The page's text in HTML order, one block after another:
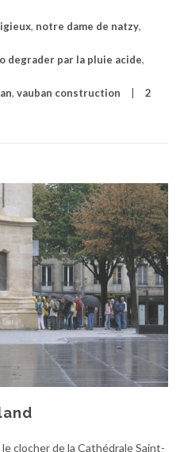
, notre dame de natzy,
degrader par la pluie acide,
, vauban construction 2
clocher de la Cathédrale Saint-